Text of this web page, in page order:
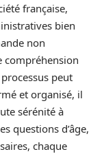
française,
bien
non
compréhension
peut
et organisé, il
sérénité à
questions d’âge,
chaque